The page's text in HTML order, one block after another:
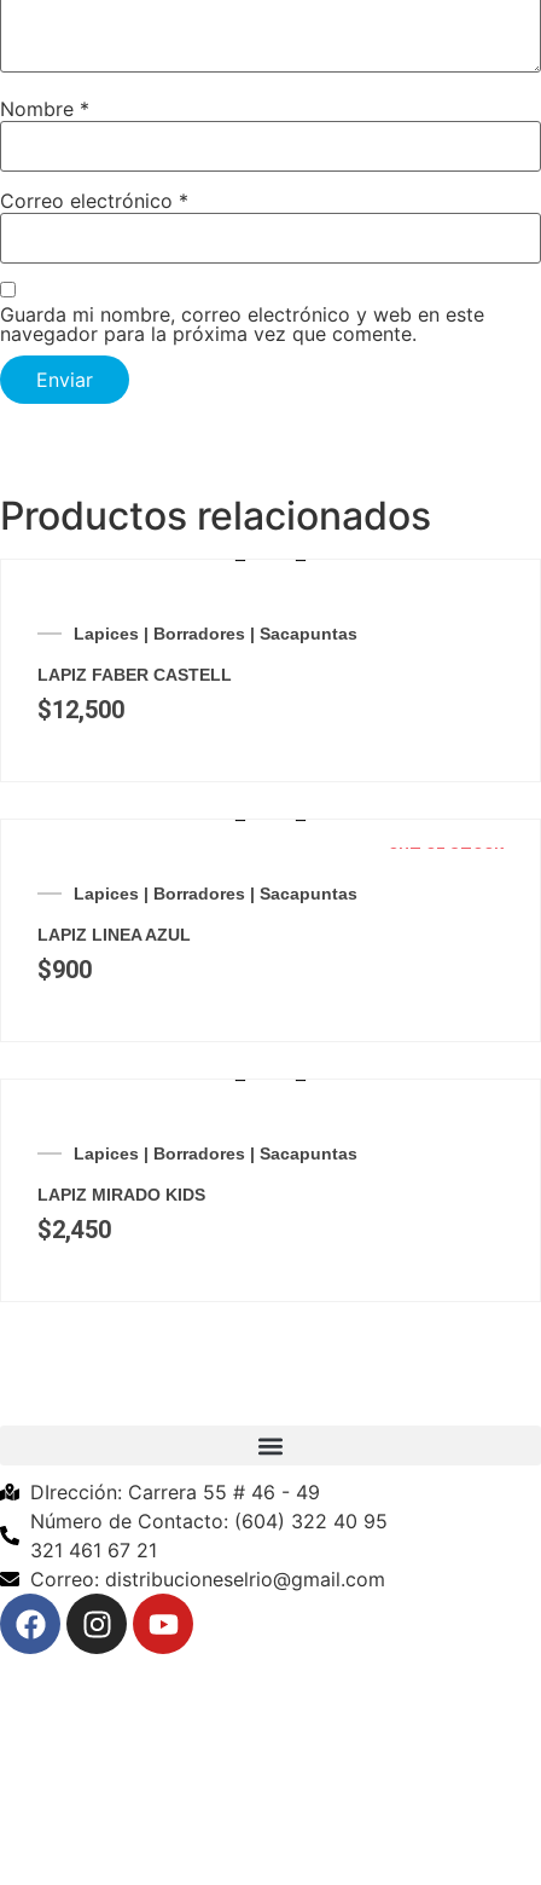
Nombre *
Correo electrónico *
Guarda mi nombre, correo electrónico y web en este
navegador para la próxima vez que comente.
Productos relacionados
Lapices | Borradores | Sacapuntas
LAPIZ FABER CASTELL
$12,500
OUT OF STOCK
Lapices | Borradores | Sacapuntas
LAPIZ LINEA AZUL
$900
Lapices | Borradores | Sacapuntas
LAPIZ MIRADO KIDS
$2,450
DIrección: Carrera 55 # 46 - 49
Número de Contacto: (604) 322 40 95
321 461 67 21
Correo: distribucioneselrio@gmail.com